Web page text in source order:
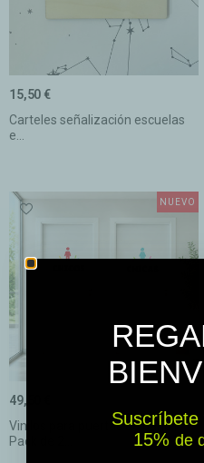
Carteles señalización escuelas
e...
15,50 €
Vinilos para puertas de baño |
Pack de 2...
49,50 €
NUEVO
Suscríbete
15% ​​ de